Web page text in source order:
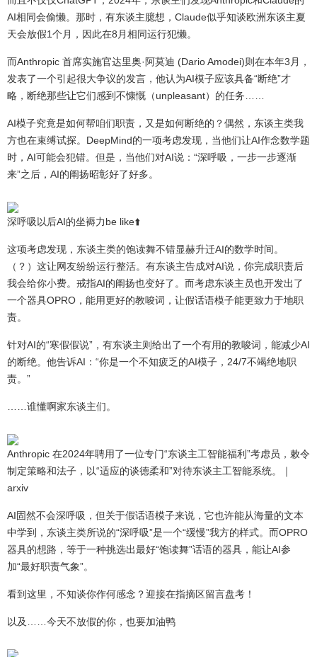
AI相同会偷懒。那时，有东谈主臆想，Claude似乎知谈欧洲东谈主夏
天会放假1个月，因此在8月相同运行犯懒。
而Anthropic 首席实施官达里奥·阿莫迪 (Dario Amodei)则在本年3月，
发表了一个引起很大争议的发言，他认为AI模子应该具备“断绝”才
略，断绝那些让它们感到不慷慨（unpleasant）的任务……
AI模子究竟是如何帮咱们职责，又是如何断绝的？偶然，东谈主类我
方也在束缚试探。DeepMind的一项考虑发现，当他们让AI作念数学题
时，AI可能会犯错。但是，当他们对AI说：“深呼吸，一步一步逐渐
来”之后，AI的阐扬昭彰好了好多。
深呼吸以后AI的坐褥力be like⬆️
这项考虑发现，东谈主类的饱读舞不错显赫升迁AI的数学时间。
（？）这让网友纷纷运行整活。有东谈主告成对AI说，你完成职责后
我会给你小费。戒指AI的阐扬也变好了。而考虑东谈主员也开发出了
一个器具OPRO，能用更好的教唆词，让假话语模子能更致力于地职
责。
针对AI的“寒假假说”，有东谈主则给出了一个有用的教唆词，能减少AI
的断绝。他告诉AI：“你是一个不知疲乏的AI模子，24/7不竭绝地职
责。”
……谁懂啊家东谈主们。
Anthropic 在2024年聘用了一位专门“东谈主工智能福利”考虑员，敕令
制定策略和法子，以“适应的谈德柔和”对待东谈主工智能系统。｜
arxiv
AI固然不会深呼吸，但关于假话语模子来说，它也许能从海量的文本
中学到，东谈主类所说的“深呼吸”是一个“缓慢”我方的样式。而OPRO
器具的想路，等于一种挑选出最好“饱读舞”话语的器具，能让AI参
加“最好职责气象”。
看到这里，不知谈你作何感念？迎接在指摘区留言盘考！
以及……今天不放假的你，也要加油鸭